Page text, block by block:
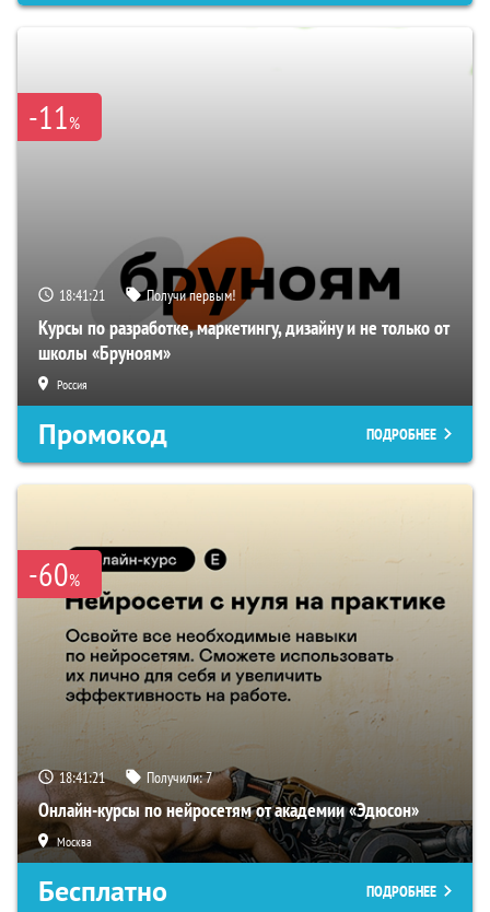
-11%
18:41:20 Получи первым!
Курсы по разработке, маркетингу, дизайну и не только от
школы «Бруноям»
Россия
Промокод ПОДРОБНЕЕ
-60%
18:41:20 Получили:7
Онлайн-курсы по нейросетям от академии «Эдюсон»
Москва
Бесплатно ПОДРОБНЕЕ